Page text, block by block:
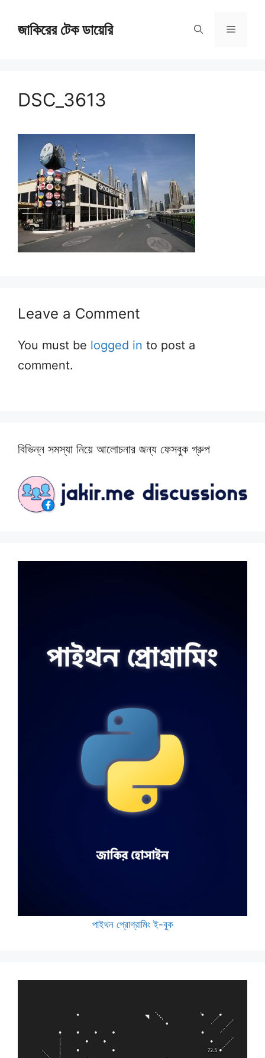
জাকিরের টেক ডায়েরি Menu
DSC_3613
Leave a Comment
You must be logged in to post a
comment.
বিভিন্ন সমস্যা নিয়ে আলোচনার জন্য ফেসবুক গ্রুপ
পাইথন প্রোগ্রামিং ই-বুক